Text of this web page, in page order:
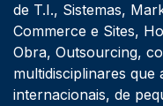
de T.I., Sistemas,
Commerce e Sites,
Obra, Outsourcing,
multidisciplinares que
internacionais, de